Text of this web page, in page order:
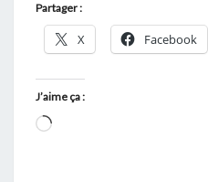
Partager :
X Facebook
J’aime ça :
Chargement…